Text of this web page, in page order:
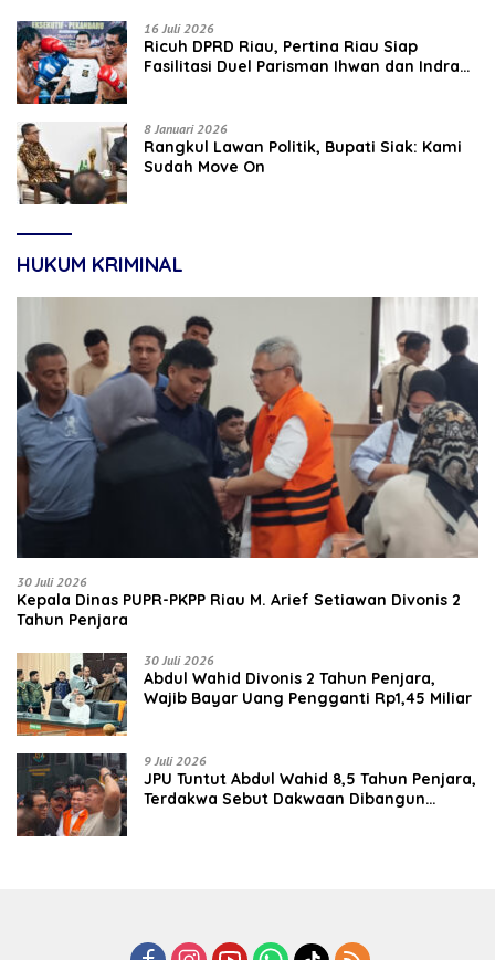
16 Juli 2026
‎Ricuh DPRD Riau, Pertina Riau Siap
Fasilitasi Duel Parisman Ihwan dan Indra
8 Januari 2026
Rangkul Lawan Politik, Bupati Siak: Kami
Sudah Move On
HUKUM KRIMINAL
30 Juli 2026
Kepala Dinas PUPR-PKPP Riau M. Arief Setiawan Divonis 2
Tahun Penjara
30 Juli 2026
‎‎Abdul Wahid Divonis 2 Tahun Penjara,
Wajib Bayar Uang Pengganti Rp1,45 Miliar
9 Juli 2026
JPU Tuntut Abdul Wahid 8,5 Tahun Penjara,
Terdakwa Sebut Dakwaan Dibangun